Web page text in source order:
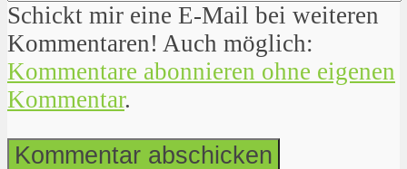
Schickt mir eine E-Mail bei weiteren
Kommentaren! Auch möglich:
Kommentare abonnieren ohne eigenen
Kommentar.